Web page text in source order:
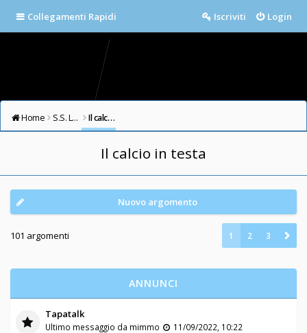
Collegamenti Rapidi Login
Iscriviti
Home S.S. LAZIO FORUM Il calcio in testa
Il calcio in testa
Nuovo argomento
101 argomenti 1 2 3
ANNUNCI
Tapatalk
Ultimo messaggio da mimmo
11/09/2022, 10:22